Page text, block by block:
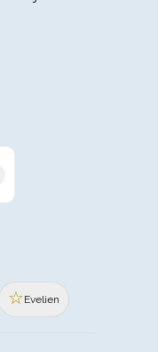
☆Evelien